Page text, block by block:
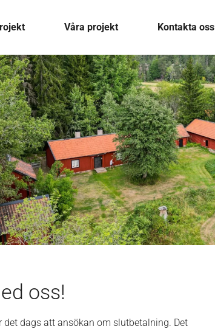
Våra projekt Kontakta oss
oss!
dags att ansökan om slutbetalning. Det